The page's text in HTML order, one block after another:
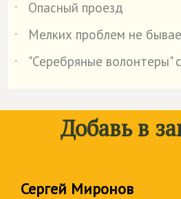
˙
Опасный проезд
˙
Мелких проблем не
˙
"Серебряные волонтеры"
Добавь в
Сергей Миронов